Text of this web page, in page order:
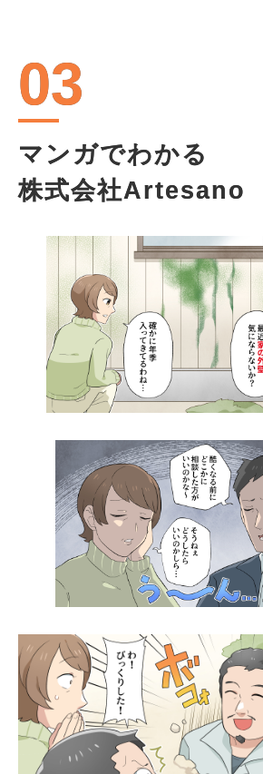
03
マンガでわかる
株式会社Artesano